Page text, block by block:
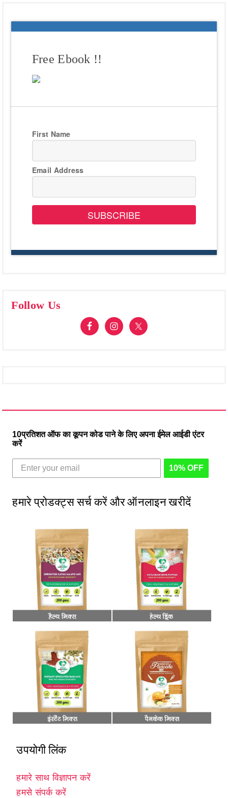
Free Ebook !!
First Name
Email Address
SUBSCRIBE
Follow Us
10प्रतिशत ऑफ का कूपन कोड पाने के लिए अपना ईमेल आईडी एंटर
करें
10% OFF
हमारे प्रोडक्ट्स सर्च करें और ऑनलाइन खरीदें
उपयोगी लिंक
हमारे साथ विज्ञापन करें
हमसे संपर्क करें